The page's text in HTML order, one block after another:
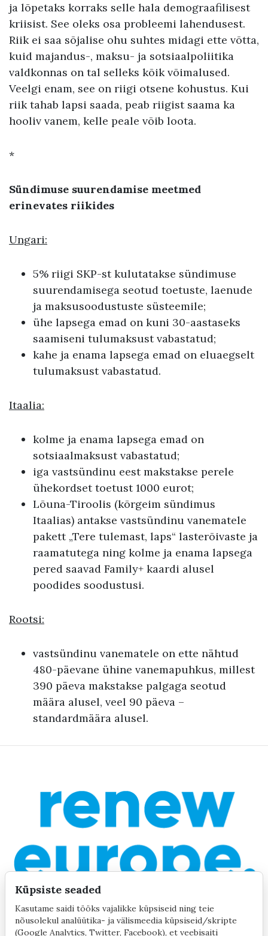
ja lõpetaks korraks selle hala demograafilisest
kriisist. See oleks osa probleemi lahendusest.
Riik ei saa sõjalise ohu suhtes midagi ette võtta,
kuid majandus-, maksu- ja sotsiaalpoliitika
valdkonnas on tal selleks kõik võimalused.
Veelgi enam, see on riigi otsene kohustus. Kui
riik tahab lapsi saada, peab riigist saama ka
hooliv vanem, kelle peale võib loota.
*
Sündimuse suurendamise meetmed
erinevates riikides
Ungari:
5% riigi SKP-st kulutatakse sündimuse
suurendamisega seotud toetuste, laenude
ja maksusoodustuste süsteemile;
ühe lapsega emad on kuni 30-aastaseks
saamiseni tulumaksust vabastatud;
kahe ja enama lapsega emad on eluaegselt
tulumaksust vabastatud.
Itaalia:
kolme ja enama lapsega emad on
sotsiaalmaksust vabastatud;
iga vastsündinu eest makstakse perele
ühekordset toetust 1000 eurot;
Lõuna-Tiroolis (kõrgeim sündimus
Itaalias) antakse vastsündinu vanematele
pakett „Tere tulemast, laps“ lasterõivaste ja
raamatutega ning kolme ja enama lapsega
pered saavad Family+ kaardi alusel
poodides soodustusi.
Rootsi:
vastsündinu vanematele on ette nähtud
480-päevane ühine vanemapuhkus, millest
390 päeva makstakse palgaga seotud
määra alusel, veel 90 päeva –
standardmäära alusel.
Küpsiste seaded
Kasutame saidi tööks vajalikke küpsiseid ning teie
nõusolekul analüütika- ja välismeedia küpsiseid/skripte
(Google Analytics, Twitter, Facebook), et veebisaiti